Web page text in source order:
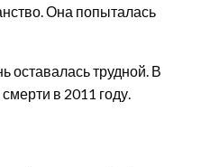
Она попыталась
оставалась трудной. В
в 2011 году.